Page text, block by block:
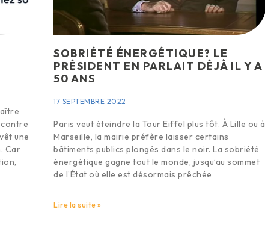
contre
une
Car
SOBRIÉTÉ ÉNERGÉTIQUE? LE
PRÉSIDENT EN PARLAIT DÉJÀ IL Y A
50 ANS
17 SEPTEMBRE 2022
Paris veut éteindre la Tour Eiffel plus tôt. À Lille ou à
Marseille, la mairie préfère laisser certains
bâtiments publics plongés dans le noir. La sobriété
énergétique gagne tout le monde, jusqu’au sommet
de l’État où elle est désormais prêchée
Lire la suite »